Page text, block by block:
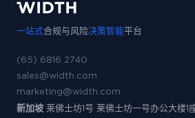
一站式合规与风险决策智能平台
(65) 6816 2740
sales@width.com
marketing@width.com
新加坡 莱佛士坊1号 莱佛士坊一号办公大